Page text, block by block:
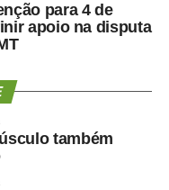
para 4 de
apoio na disputa
também